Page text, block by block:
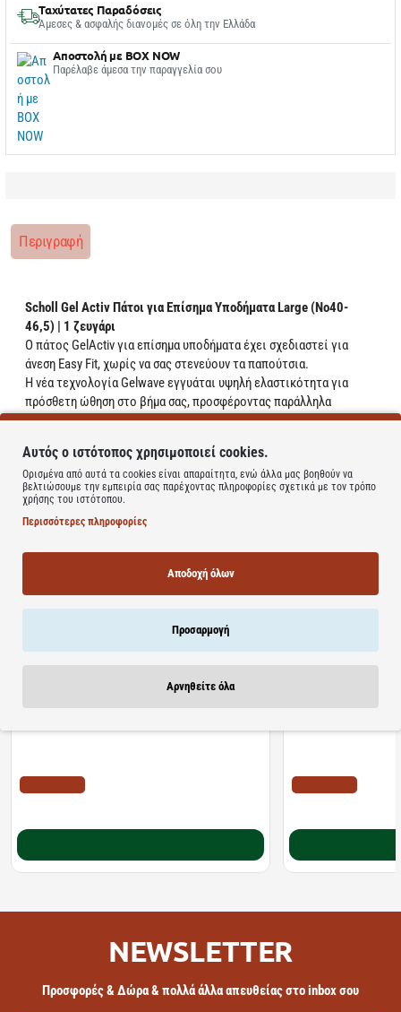
Ταχύτατες Παραδόσεις
Άμεσες & ασφαλής διανομές σε όλη την Ελλάδα
Αποστολή με BOX NOW
Παρέλαβε άμεσα την παραγγελία σου
Περιγραφή
Scholl Gel Activ Πάτοι για Επίσημα Υποδήματα Large (Νο40-
46,5) | 1 ζευγάρι
Ο πάτος GelActiv για επίσημα υποδήματα έχει σχεδιαστεί για
άνεση Easy Fit, χωρίς να σας στενεύουν τα παπούτσια.
Η νέα τεχνολογία Gelwave εγγυάται υψηλή ελαστικότητα για
πρόσθετη ώθηση στο βήμα σας, προσφέροντας παράλληλα
απορρόφηση των κραδασμών και προστασία από τις πιέσεις. Η
μέρα.
Learn more
Σχετικά Προϊόντα Bestsellers Είδατε Πρόσφατα
Algoral Protect | Συμπλήρωμα Διατροφής για την
Lanes | NightAde
NEWSLETTER
Προσφορές & Δώρα & πολλά άλλα απευθείας στο inbox σου
Αυτός ο ιστότοπος χρησιμοποιεί cookies.
Ορισμένα από αυτά τα cookies είναι απαραίτητα, ενώ άλλα μας βοηθούν να
βελτιώσουμε την εμπειρία σας παρέχοντας πληροφορίες σχετικά με τον τρόπο
χρήσης του ιστότοπου.
Περισσότερες πληροφορίες
Αποδοχή όλων
Προσαρμογή
Αρνηθείτε όλα